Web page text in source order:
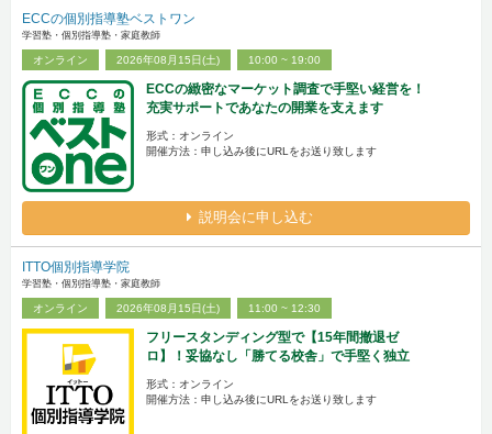
ECCの個別指導塾ベストワン
学習塾・個別指導塾・家庭教師
オンライン 2026年08月15日(土) 10:00 ~ 19:00
ECCの緻密なマーケット調査で手堅い経営を！
充実サポートであなたの開業を支えます
形式：オンライン
開催方法：申し込み後にURLをお送り致します
説明会に申し込む
ITTO個別指導学院
学習塾・個別指導塾・家庭教師
オンライン 2026年08月15日(土) 11:00 ~ 12:30
フリースタンディング型で【15年間撤退ゼ
ロ】！妥協なし「勝てる校舎」で手堅く独立
形式：オンライン
開催方法：申し込み後にURLをお送り致します